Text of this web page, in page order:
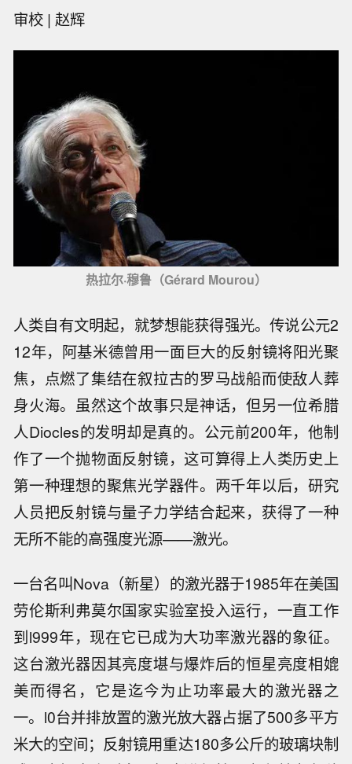
审校 | 赵辉
热拉尔·穆鲁（Gérard Mourou）
人类自有文明起，就梦想能获得强光。传说公元2
12年，阿基米德曾用一面巨大的反射镜将阳光聚
焦，点燃了集结在叙拉古的罗马战船而使敌人葬
身火海。虽然这个故事只是神话，但另一位希腊
人Diocles的发明却是真的。公元前200年，他制
作了一个抛物面反射镜，这可算得上人类历史上
第一种理想的聚焦光学器件。两千年以后，研究
人员把反射镜与量子力学结合起来，获得了一种
无所不能的高强度光源——激光。
一台名叫Nova（新星）的激光器于1985年在美国
劳伦斯利弗莫尔国家实验室投入运行，一直工作
到l999年，现在它已成为大功率激光器的象征。
这台激光器因其亮度堪与爆炸后的恒星亮度相媲
美而得名，它是迄今为止功率最大的激光器之
一。l0台并排放置的激光放大器占据了500多平方
米大的空间；反射镜用重达180多公斤的玻璃块制